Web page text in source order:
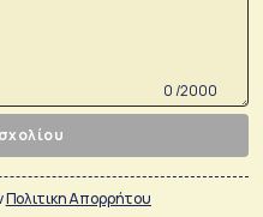
0 /2000
Πολιτικη Απορρήτου